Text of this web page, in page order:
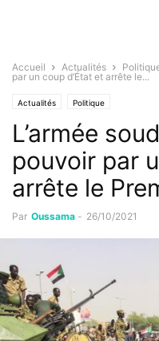
Accueil Actualités
par un coup d’État et arrête le...
Actualités Politique
L’armée
pouvoir par
arrête le
Par Oussama - 26/10/2021